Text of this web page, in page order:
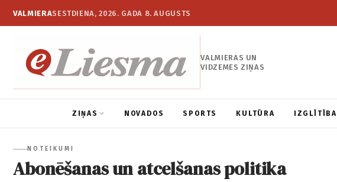
VALMIERASESTDIENA, 2026. GADA 8. AUGUSTS
VALMIERAS UN
VIDZEMES ZIŅAS
ZIŅAS NOVADOS SPORTS KULTŪRA IZGLĪTĪBA
NOTEIKUMI
Abonēšanas un atcelšanas politika